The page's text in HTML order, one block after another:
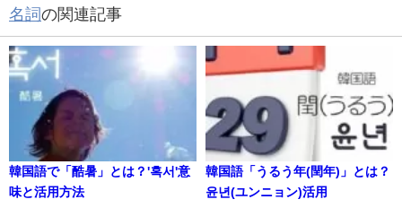
名詞の関連記事
韓国語で「酷暑」とは？'혹서'意
味と活用方法
韓国語「うるう年(閏年)」とは？
윤년(ユンニョン)活用